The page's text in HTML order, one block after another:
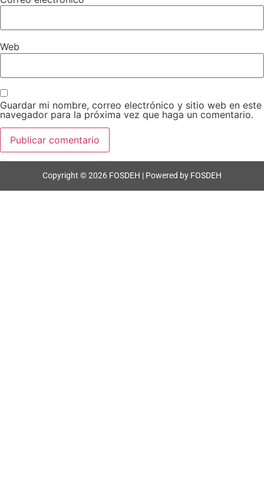
Web
Guardar mi nombre, correo electrónico y sitio web en este
navegador para la próxima vez que haga un comentario.
Copyright © 2026 FOSDEH | Powered by FOSDEH